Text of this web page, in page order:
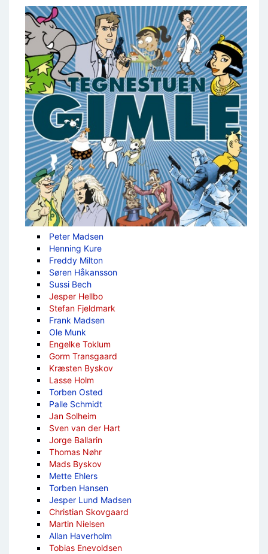
Peter Madsen
Henning Kure
Freddy Milton
Søren Håkansson
Sussi Bech
Jesper Hellbo
Stefan Fjeldmark
Frank Madsen
Ole Munk
Engelke Toklum
Gorm Transgaard
Kræsten Byskov
Lasse Holm
Torben Osted
Palle Schmidt
Jan Solheim
Sven van der Hart
Jorge Ballarin
Thomas Nøhr
Mads Byskov
Mette Ehlers
Torben Hansen
Jesper Lund Madsen
Christian Skovgaard
Martin Nielsen
Allan Haverholm
Tobias Enevoldsen